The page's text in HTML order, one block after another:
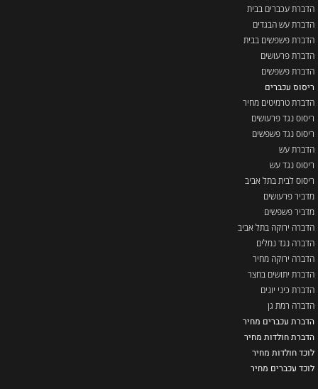
הדברת עכברים בבית
הדברת עש הבגדים
הדברת פשפשים בבית
הדברת פרעושים
הדברת פשפשים
ריסוס עכברים
הדברת טרמיטים מחיר
ריסוס נגד פרעושים
ריסוס נגד פשפשים
הדברת עש
ריסוס נגד עש
ריסוס לבית בתל אביב
מדביר פרעושים
מדביר פשפשים
הדברה ירוקה בתל אביב
הדברה נגד נמלים
הדברה ירוקה מחיר
הדברת יתושים בחצר
הדברת כיני יונים
הדברה רמת גן
הדברת עכברים מחיר
הדברת חולדות מחיר
לוכד חולדות מחיר
לוכד עכברים מחיר